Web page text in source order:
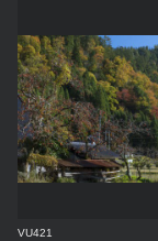
VU421